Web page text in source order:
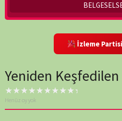
İzleme
Yeniden
Henüz oy yok